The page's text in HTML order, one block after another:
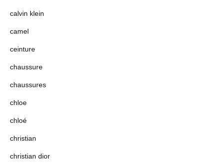
calvin klein
camel
ceinture
chaussure
chaussures
chloe
chloé
christian
christian dior